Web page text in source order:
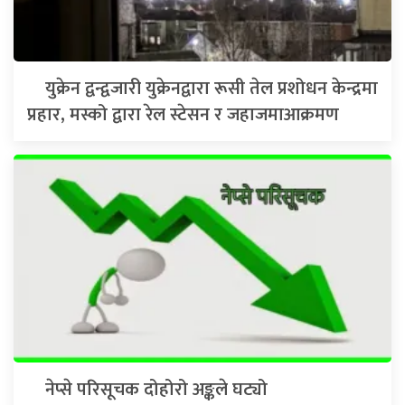
युक्रेन द्वन्द्वजारी युक्रेनद्वारा रूसी तेल प्रशोधन केन्द्रमा
प्रहार, मस्को द्वारा रेल स्टेसन र जहाजमाआक्रमण
नेप्से परिसूचक दोहोरो अङ्कले घट्यो